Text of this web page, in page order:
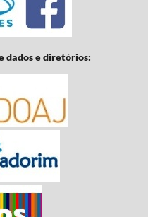
dados e diretórios: